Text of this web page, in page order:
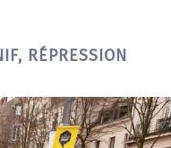
, RÉPRESSION